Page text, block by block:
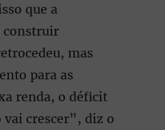
que a
construir
mas
para as
renda, o déficit
crescer”, diz o